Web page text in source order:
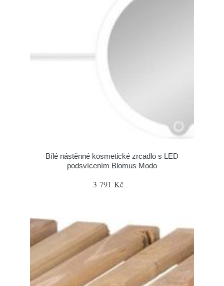
Bílé nástěnné kosmetické zrcadlo s LED
podsvícením Blomus Modo
3 791 Kč